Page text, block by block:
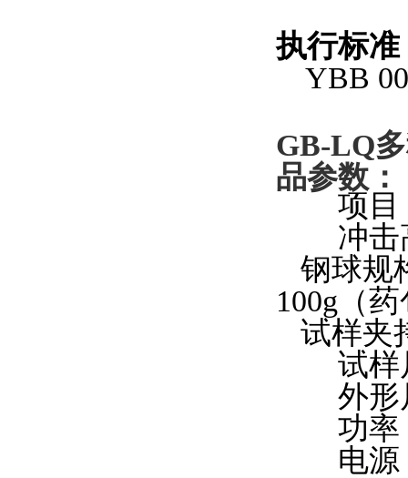
执行标准
YBB
GB-LQ
品参数：
项目
冲击
钢球规
100g （
试样夹
试样
外形
功率
电源